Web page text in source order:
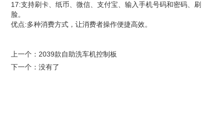
17:支持刷卡、纸币、微信、支付宝、输入手机号码和密码、刷
脸。
优点:多种消费方式，让消费者操作便捷高效。
上一个： 2039款自助洗车机控制板
下一个：没有了